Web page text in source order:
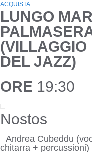
ACQUISTA
LUNGO
(VILLAGGIO
DEL JAZZ)
ORE 19:30
Nostos
Andrea Cubeddu
chitarra + percussioni)